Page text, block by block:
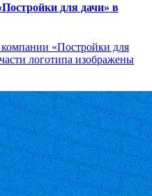
для дачи» в
«Постройки для
логотипа изображены